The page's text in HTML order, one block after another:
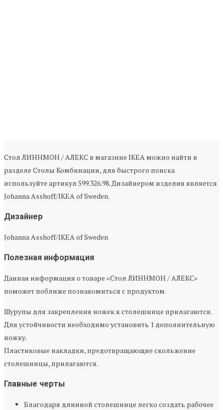
Стол ЛИННМОН / АЛЕКС в магазине IKEA можно найти в
разделе Столы Комбинации, для быстрого поиска
используйте артикул 599.326.98. Дизайнером изделия является
Johanna Asshoff/IKEA of Sweden.
Дизайнер
Johanna Asshoff/IKEA of Sweden
Полезная информация
Данная информация о товаре «Стол ЛИННМОН / АЛЕКС»
поможет поближе познакомиться с продуктом.
Шурупы для закрепления ножек к столешнице прилагаются.
Для устойчивости необходимо установить 1 дополнительную
ножку.
Пластиковые накладки, предотвращающие скольжение
столешницы, прилагаются.
Главные черты
Благодаря длинной столешнице легко создать рабочее